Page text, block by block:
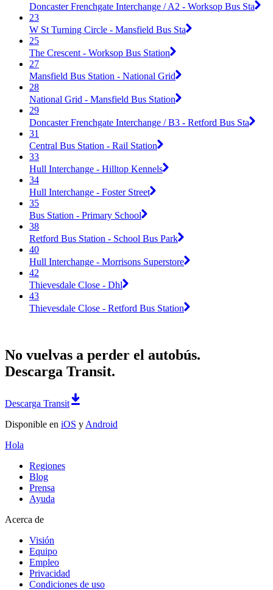
Doncaster Frenchgate Interchange / A2 - Worksop Bus Sta
23
W St Turning Circle - Mansfield Bus Sta
25
The Crescent - Worksop Bus Station
27
Mansfield Bus Station - National Grid
28
National Grid - Mansfield Bus Station
29
Doncaster Frenchgate Interchange / B3 - Retford Bus Sta
31
Central Bus Station - Rail Station
33
Hull Interchange - Hilltop Kennels
34
Hull Interchange - Foster Street
35
Bus Station - Primary School
38
Retford Bus Station - School Bus Park
40
Hull Interchange - Morrisons Superstore
42
Thievesdale Close - Dhl
43
Thievesdale Close - Retford Bus Station
No vuelvas a perder el autobús.
Descarga Transit.
Descarga Transit
Disponible en iOS y Android
Hola
Regiones
Blog
Prensa
Ayuda
Acerca de
Visión
Equipo
Empleo
Privacidad
Condiciones de uso